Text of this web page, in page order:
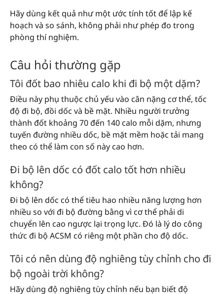
Hãy dùng kết quả như một ước tính tốt để lập kế
hoạch và so sánh, không phải như phép đo trong
phòng thí nghiệm.
Câu hỏi thường gặp
Tôi đốt bao nhiêu calo khi đi bộ một dặm?
Điều này phụ thuộc chủ yếu vào cân nặng cơ thể, tốc
độ đi bộ, đồi dốc và bề mặt. Nhiều người trưởng
thành đốt khoảng 70 đến 140 calo mỗi dặm, nhưng
tuyến đường nhiều dốc, bề mặt mềm hoặc tải mang
theo có thể làm con số này cao hơn.
Đi bộ lên dốc có đốt calo tốt hơn nhiều
không?
Đi bộ lên dốc có thể tiêu hao nhiều năng lượng hơn
nhiều so với đi bộ đường bằng vì cơ thể phải di
chuyển lên cao ngược lại trọng lực. Đó là lý do công
thức đi bộ ACSM có riêng một phần cho độ dốc.
Tôi có nên dùng độ nghiêng tùy chỉnh cho đi
bộ ngoài trời không?
Hãy dùng độ nghiêng tùy chỉnh nếu bạn biết độ